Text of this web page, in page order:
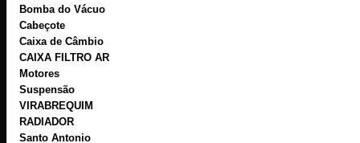
Bomba do Vácuo
Cabeçote
Caixa de Câmbio
CAIXA FILTRO AR
Motores
Suspensão
VIRABREQUIM
RADIADOR
Santo Antonio